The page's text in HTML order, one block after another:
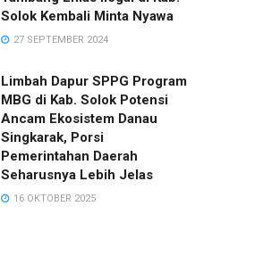
Solok Kembali Minta Nyawa
27 SEPTEMBER 2024
Limbah Dapur SPPG Program
MBG di Kab. Solok Potensi
Ancam Ekosistem Danau
Singkarak, Porsi
Pemerintahan Daerah
Seharusnya Lebih Jelas
16 OKTOBER 2025